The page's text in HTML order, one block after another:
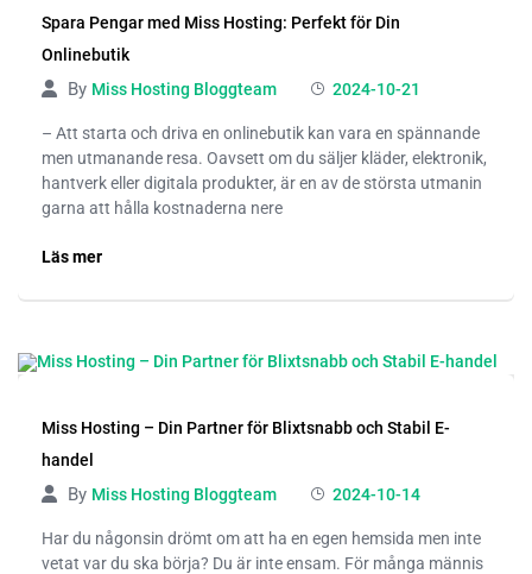
Spara Pengar med Miss Hosting: Perfekt för Din
Onlinebutik
By Miss Hosting Bloggteam 2024-10-21
– Att starta och driva en onlinebutik kan vara en spännande
men utmanande resa. Oavsett om du säljer kläder, elektronik,
hantverk eller digitala produkter, är en av de största utmanin
garna att hålla kostnaderna nere
Läs mer
Miss Hosting – Din Partner för Blixtsnabb och Stabil E-
handel
By Miss Hosting Bloggteam 2024-10-14
Har du någonsin drömt om att ha en egen hemsida men inte
vetat var du ska börja? Du är inte ensam. För många männis